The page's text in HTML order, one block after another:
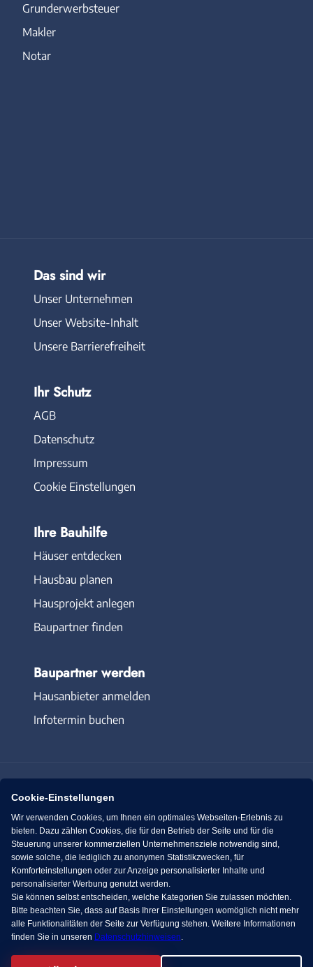
Grunderwerbsteuer
Makler
Notar
Das sind wir
Unser Unternehmen
Unser Website-Inhalt
Unsere Barrierefreiheit
Ihr Schutz
AGB
Datenschutz
Impressum
Cookie Einstellungen
Ihre Bauhilfe
Häuser entdecken
Hausbau planen
Hausprojekt anlegen
Baupartner finden
Baupartner werden
Hausanbieter anmelden
Infotermin buchen
Immowelt.de Bauen.de
Massivhaus.de Bungalow.de
Fertighaus.de
Facebook
Cookie-Einstellungen
Wir verwenden Cookies, um Ihnen ein optimales Webseiten-Erlebnis zu
bieten. Dazu zählen Cookies, die für den Betrieb der Seite und für die
Steuerung unserer kommerziellen Unternehmensziele notwendig sind,
sowie solche, die lediglich zu anonymen Statistikzwecken, für
Komforteinstellungen oder zur Anzeige personalisierter Inhalte und
personalisierter Werbung genutzt werden.
Sie können selbst entscheiden, welche Kategorien Sie zulassen möchten.
Bitte beachten Sie, dass auf Basis Ihrer Einstellungen womöglich nicht mehr
alle Funktionalitäten der Seite zur Verfügung stehen. Weitere Informationen
finden Sie in unseren Datenschutzhinweisen.